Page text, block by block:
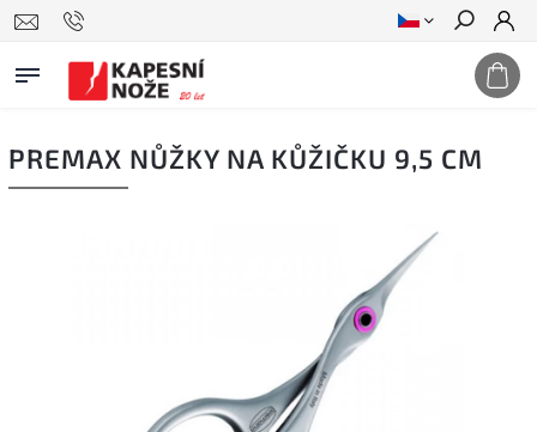
Hledat
PREMAX NŮŽKY NA KŮŽIČKU 9,5 CM